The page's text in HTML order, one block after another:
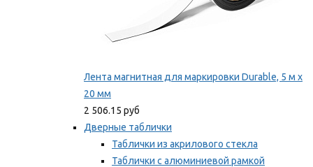
Лента магнитная для маркировки Durable, 5 м х
20 мм
2 506.15 руб
Дверные таблички
Таблички из акрилового стекла
Таблички с алюминиевой рамкой